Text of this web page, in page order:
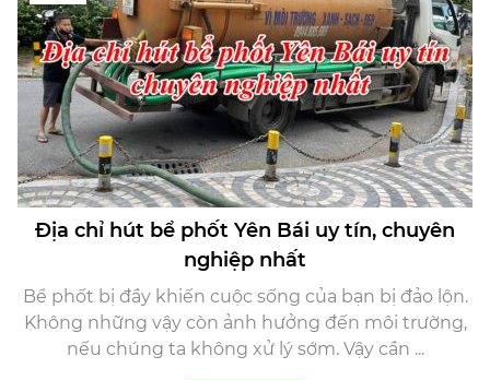
Địa chỉ hút bể phốt Yên Bái uy tín, chuyên
nghiệp nhất
Bể phốt bị đầy khiến cuộc sống của bạn bị đảo lộn.
Không những vậy còn ảnh hưởng đến môi trường,
nếu chúng ta không xử lý sớm. Vậy cần ...